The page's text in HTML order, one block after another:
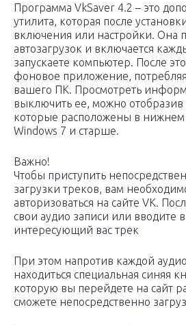
Программа VkSaver 4.2 – это
утилита, которая после
включения или настройки. Она
автозагрузок и включается
запускаете компьютер. После
фоновое приложение,
вашего ПК. Просмотреть
выключить ее, можно
которые расположены в нижнем
Windows 7 и старше.
Важно!
Чтобы приступить
загрузки треков, вам
авторизоваться на сайте VK.
свои аудио записи или вводите
интересующий вас трек
При этом напротив каждой
находиться специальная синяя
которую вы перейдете на сайт
сможете непосредственно